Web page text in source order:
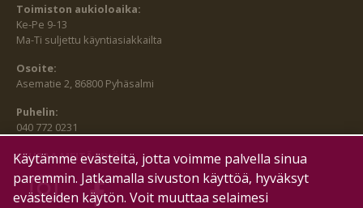
Toimiston aukioloaika:
Ke-Pe 9-13
Ma-Ti suljettu käyntiasiakkailta
Osoite:
Asematie 2, 86800 Pyhäsalmi
Puhelin:
040 772 0231
SEURAA MEITÄ MYÖS:
Käytämme evästeitä, jotta voimme palvella sinua
paremmin. Jatkamalla sivuston käyttöä, hyväksyt
evästeiden käytön. Voit muuttaa selaimesi